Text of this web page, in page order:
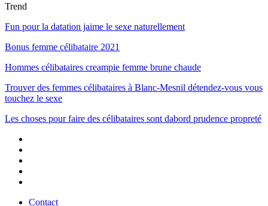
Trend
Fun pour la datation jaime le sexe naturellement
Bonus femme célibataire 2021
Hommes célibataires creampie femme brune chaude
Trouver des femmes célibataires à Blanc-Mesnil détendez-vous vous
touchez le sexe
Les choses pour faire des célibataires sont dabord prudence propreté
Contact